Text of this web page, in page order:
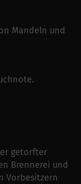
Mandeln und
getorfter
Brennerei und
Vorbesitzern